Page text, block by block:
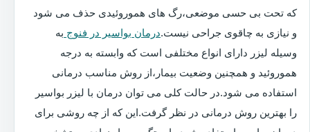
که تحت بی حسی موضعی،رگ های هموروئیدی حذف می شود
و نیازی به چاقوی جراحی نیست.درمان بواسیر در فنوج به
وسیله لیزر دارای انواع مختلفی است که وابسته به درجه
هموروئید و همچنین وضعیت بیمار،از روش مناسب درمانی
استفاده می شود.در حالت کلی می توان درمان با لیزر بواسیر
را بهترین روش درمانی در نظر گرفت.این که از چه روشی برای